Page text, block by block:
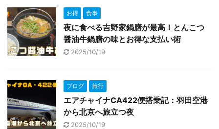
お得 食事
夜に食べる吉野家鍋膳が最高！とんこつ
醤油牛鍋膳の味とお得な支払い術
2025/10/19
ブログ 旅行
エアチャイナCA422便搭乗記：羽田空港
から北京へ旅立つ夜
2025/10/19